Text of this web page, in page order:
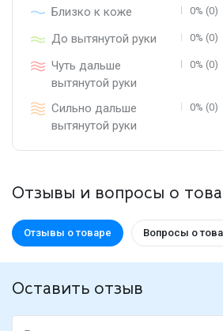
Близко к коже 0% (0)
До вытянутой руки 0% (0)
Чуть дальше
вытянутой руки
0% (0)
Сильно дальше
вытянутой руки
0% (0)
Отзывы и вопросы о
Отзывы о товаре Вопросы о
Оставить отзыв